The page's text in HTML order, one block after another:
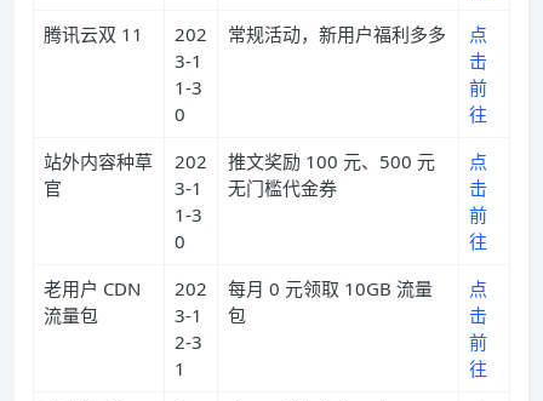
腾讯云双 11
202
3-1
1-3
0
常规活动，新用户福利多多
点
击
前
往
站外内容种草
官
202
3-1
1-3
0
推文奖励 100 元、500 元
无门槛代金券
点
击
前
往
老用户 CDN
流量包
202
3-1
2-3
1
每月 0 元领取 10GB 流量
包
点
击
前
往